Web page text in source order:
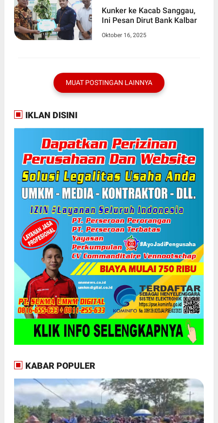
Kunker ke Kacab Sanggau,
Ini Pesan Dirut Bank Kalbar
Oktober 16, 2025
MUAT POSTINGAN LAINNYA
IKLAN DISINI
KABAR POPULER